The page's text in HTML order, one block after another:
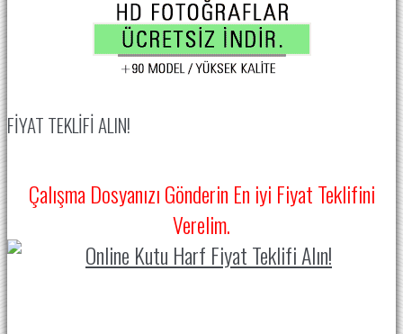
FIYAT TEKLIFI ALIN!
Çalışma Dosyanızı Gönderin En iyi Fiyat Teklifini
Verelim.